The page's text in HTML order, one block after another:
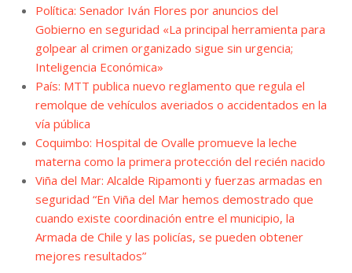
Política: Senador Iván Flores por anuncios del
Gobierno en seguridad «La principal herramienta para
golpear al crimen organizado sigue sin urgencia;
Inteligencia Económica»
País: MTT publica nuevo reglamento que regula el
remolque de vehículos averiados o accidentados en la
vía pública
Coquimbo: Hospital de Ovalle promueve la leche
materna como la primera protección del recién nacido
Viña del Mar: Alcalde Ripamonti y fuerzas armadas en
seguridad “En Viña del Mar hemos demostrado que
cuando existe coordinación entre el municipio, la
Armada de Chile y las policías, se pueden obtener
mejores resultados”